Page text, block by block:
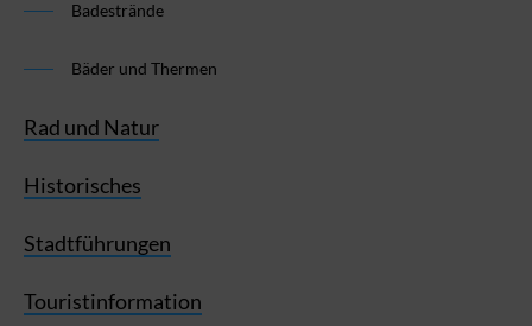
Badestrände
Bäder und Thermen
Rad und Natur
Historisches
Stadtführungen
Touristinformation